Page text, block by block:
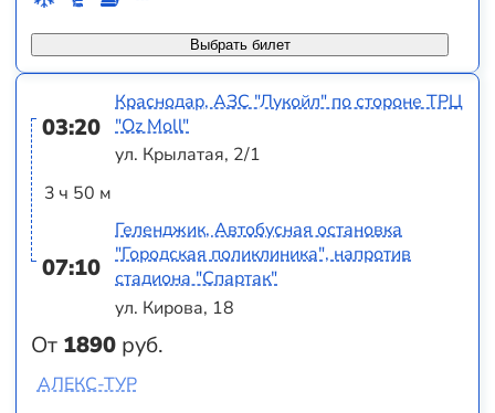
Выбрать билет
03:20
3 ч 50 м
07:10
От 1890 руб.
Краснодар, АЗС "Лукойл" по стороне ТРЦ
"Оz Moll"
ул. Крылатая, 2/1
Геленджик, Автобусная остановка
"Городская поликлиника", напротив
стадиона "Спартак"
ул. Кирова, 18
АЛЕКС-ТУР